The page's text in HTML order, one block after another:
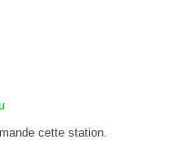
cette station.